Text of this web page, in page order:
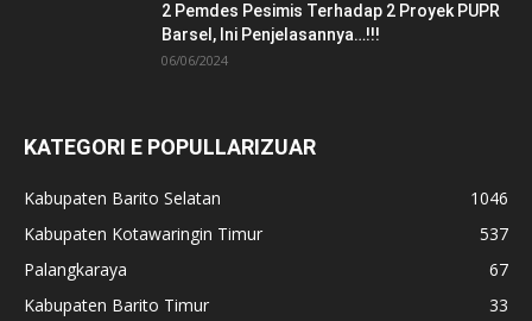
2 Pemdes Pesimis Terhadap 2 Proyek PUPR
Barsel, Ini Penjelasannya…!!!
06/06/2024
KATEGORI E POPULLARIZUAR
Kabupaten Barito Selatan
1046
Kabupaten Kotawaringin Timur
537
Palangkaraya
67
Kabupaten Barito Timur
33